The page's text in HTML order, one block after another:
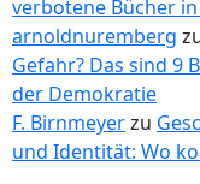
verbotene Bücher in
arnoldnuremberg
Gefahr? Das sind 9
der Demokratie
F. Birnmeyerzu
und Identität: Wo